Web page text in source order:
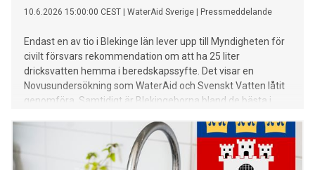
10.6.2026 15:00:00 CEST WaterAid Sverige Pressmeddelande
Endast en av tio i Blekinge län lever upp till Myndigheten för
civilt försvars rekommendation om att ha 25 liter
dricksvatten hemma i beredskapssyfte. Det visar en
Novusundersökning som WaterAid och Svenskt Vatten låtit
genomföra. Samtidigt är Blekingeborna bland de bästa i
diskar eller borstar tänderna.